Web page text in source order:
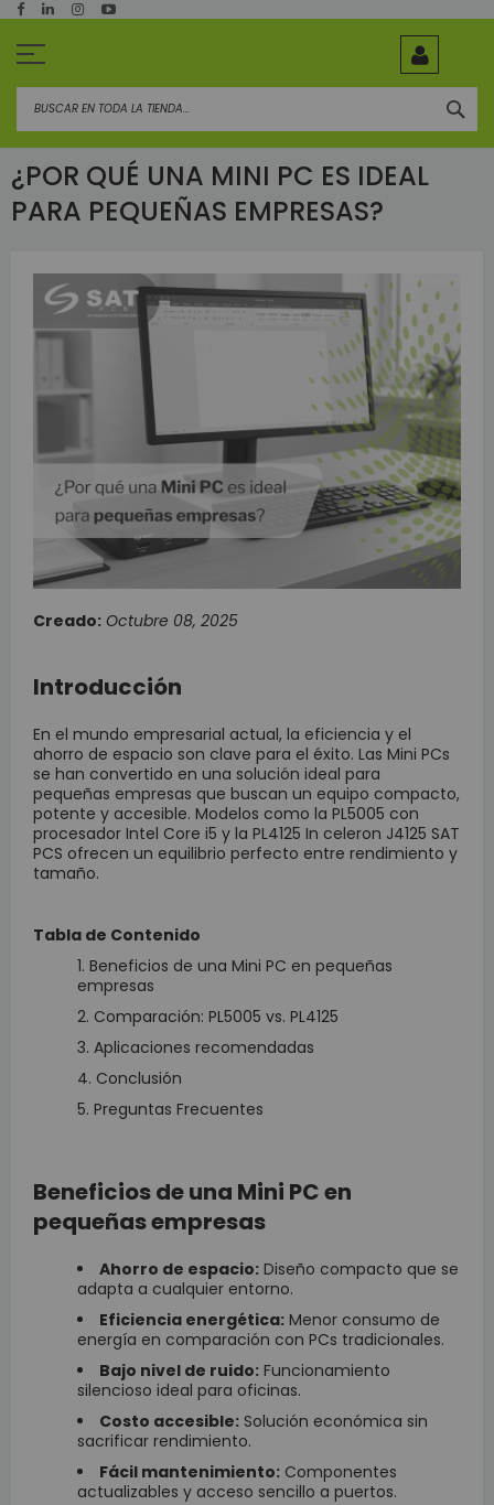
al
¿POR QUÉ UNA MINI PC ES IDEAL
PARA PEQUEÑAS EMPRESAS?
Creado: Octubre 08, 2025
Introducción
En el mundo empresarial actual, la eficiencia y el
ahorro de espacio son clave para el éxito. Las Mini PCs
se han convertido en una solución ideal para
pequeñas empresas que buscan un equipo compacto,
potente y accesible. Modelos como la PL5005 con
procesador Intel Core i5 y la PL4125 In celeron J4125 SAT
PCS ofrecen un equilibrio perfecto entre rendimiento y
tamaño.
Tabla de Contenido
Beneficios de una Mini PC en pequeñas
empresas
Comparación: PL5005 vs. PL4125
Aplicaciones recomendadas
Conclusión
Preguntas Frecuentes
Beneficios de una Mini PC en
pequeñas empresas
Ahorro de espacio: Diseño compacto que se
adapta a cualquier entorno.
Eficiencia energética: Menor consumo de
energía en comparación con PCs tradicionales.
Bajo nivel de ruido: Funcionamiento
silencioso ideal para oficinas.
Costo accesible: Solución económica sin
sacrificar rendimiento.
Fácil mantenimiento: Componentes
actualizables y acceso sencillo a puertos.